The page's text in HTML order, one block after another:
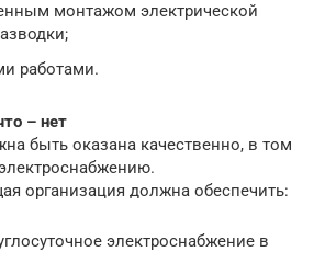
монтажом электрической
работами.
– нет
быть оказана качественно, в том
организация должна обеспечить:
электроснабжение в